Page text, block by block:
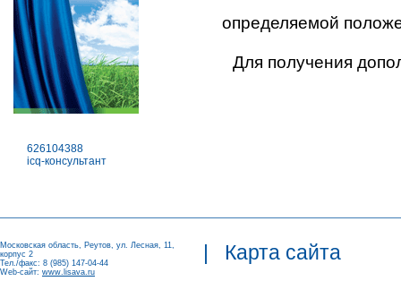
626104388
icq-консультант
определяемой
Для получения
Московская область, Реутов, ул. Лесная, 11,
корпус 2
Тел./факс: 8 (985) 147-04-44
Web-сайт: www.lisava.ru
| Карта сайта